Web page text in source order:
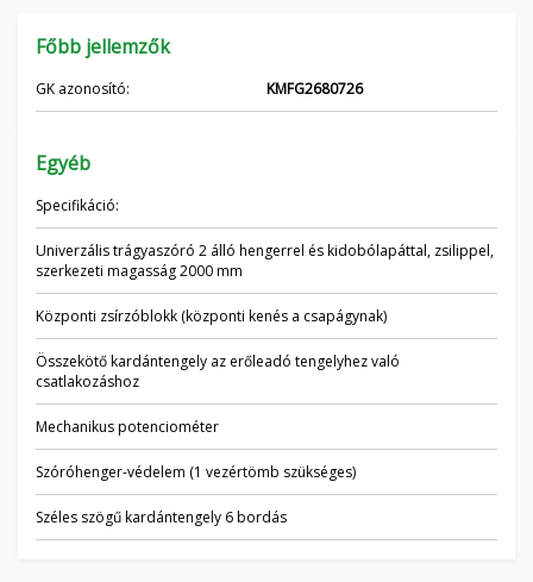
Főbb jellemzők
GK azonosító: KMFG2680726
Egyéb
Specifikáció:
Univerzális trágyaszóró 2 álló hengerrel és kidobólapáttal, zsilippel,
szerkezeti magasság 2000 mm
Központi zsírzóblokk (központi kenés a csapágynak)
Összekötő kardántengely az erőleadó tengelyhez való
csatlakozáshoz
Mechanikus potenciométer
Szóróhenger-védelem (1 vezértömb szükséges)
Széles szögű kardántengely 6 bordás